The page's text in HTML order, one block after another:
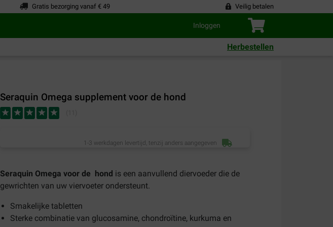
Gratis bezorging vanaf € 49 Veilig betalen
Inloggen
Herbestellen
Seraquin Omega supplement voor de hond
1-3 werkdagen levertijd, tenzij anders aangegeven
Seraquin Omega voor de hond is een aanvullend diervoeder die de
gewrichten van uw viervoeter ondersteunt.
Smakelijke tabletten
Sterke combinatie van glucosamine, chondroïtine, kurkuma en